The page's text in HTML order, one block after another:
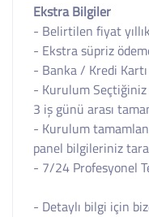
Ekstra Bilgiler
- Belirtilen fiyat
- Ekstra süpriz
- Banka / Kredi
- Kurulum Seçtiğiniz
3 iş günü arası
- Kurulum
panel bilgileriniz
- 7/24 Profesyonel
- Detaylı bilgi için